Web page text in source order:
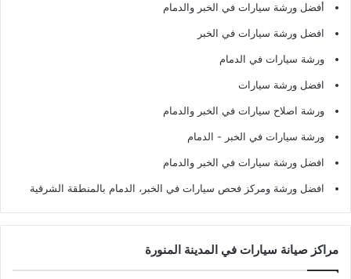
أفضل ورشة سيارات في الخبر والدمام
افضل ورشة سيارات في الخبر
ورشة سيارات في الدمام
افضل ورشة سيارات
ورشة اصلاح سيارات في الخبر والدمام
ورشة سيارات في الخبر - الدمام
افضل ورشة سيارات في الخبر والدمام
افضل ورشة ومركز فحص سيارات في الخبر، الدمام بالمنطقة الشرقية
مراكز صيانة سيارات في المدينة المنورة